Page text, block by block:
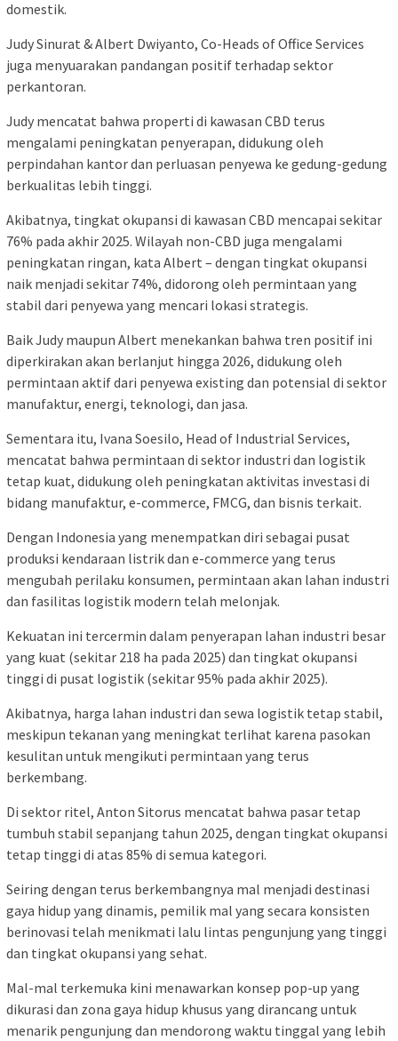
domestik.
Judy Sinurat & Albert Dwiyanto, Co-Heads of Office Services
juga menyuarakan pandangan positif terhadap sektor
perkantoran.
Judy mencatat bahwa properti di kawasan CBD terus
mengalami peningkatan penyerapan, didukung oleh
perpindahan kantor dan perluasan penyewa ke gedung-gedung
berkualitas lebih tinggi.
Akibatnya, tingkat okupansi di kawasan CBD mencapai sekitar
76% pada akhir 2025. Wilayah non-CBD juga mengalami
peningkatan ringan, kata Albert – dengan tingkat okupansi
naik menjadi sekitar 74%, didorong oleh permintaan yang
stabil dari penyewa yang mencari lokasi strategis.
Baik Judy maupun Albert menekankan bahwa tren positif ini
diperkirakan akan berlanjut hingga 2026, didukung oleh
permintaan aktif dari penyewa existing dan potensial di sektor
manufaktur, energi, teknologi, dan jasa.
Sementara itu, Ivana Soesilo, Head of Industrial Services,
mencatat bahwa permintaan di sektor industri dan logistik
tetap kuat, didukung oleh peningkatan aktivitas investasi di
bidang manufaktur, e-commerce, FMCG, dan bisnis terkait.
Dengan Indonesia yang menempatkan diri sebagai pusat
produksi kendaraan listrik dan e-commerce yang terus
mengubah perilaku konsumen, permintaan akan lahan industri
dan fasilitas logistik modern telah melonjak.
Kekuatan ini tercermin dalam penyerapan lahan industri besar
yang kuat (sekitar 218 ha pada 2025) dan tingkat okupansi
tinggi di pusat logistik (sekitar 95% pada akhir 2025).
Akibatnya, harga lahan industri dan sewa logistik tetap stabil,
meskipun tekanan yang meningkat terlihat karena pasokan
kesulitan untuk mengikuti permintaan yang terus
berkembang.
Di sektor ritel, Anton Sitorus mencatat bahwa pasar tetap
tumbuh stabil sepanjang tahun 2025, dengan tingkat okupansi
tetap tinggi di atas 85% di semua kategori.
Seiring dengan terus berkembangnya mal menjadi destinasi
gaya hidup yang dinamis, pemilik mal yang secara konsisten
berinovasi telah menikmati lalu lintas pengunjung yang tinggi
dan tingkat okupansi yang sehat.
Mal-mal terkemuka kini menawarkan konsep pop-up yang
dikurasi dan zona gaya hidup khusus yang dirancang untuk
menarik pengunjung dan mendorong waktu tinggal yang lebih